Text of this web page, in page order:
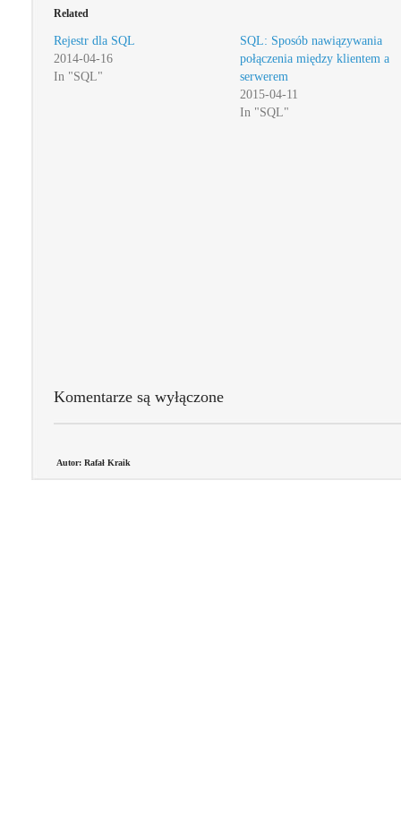
Related
Rejestr dla SQL
2014-04-16
In "SQL"
SQL: Sposób nawiązywania
połączenia między klientem a
serwerem
2015-04-11
In "SQL"
Komentarze są wyłączone
Autor: Rafał Kraik